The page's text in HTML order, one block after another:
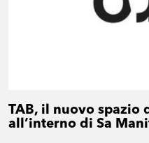
TAB, il nuovo spazio
all’interno di Sa